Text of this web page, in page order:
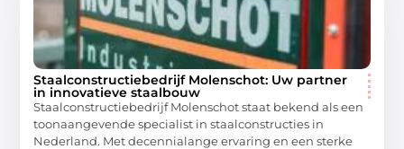
Staalconstructiebedrijf Molenschot: Uw partner
in innovatieve staalbouw
Staalconstructiebedrijf Molenschot staat bekend als een
toonaangevende specialist in staalconstructies in
Nederland. Met decennialange ervaring en een sterke